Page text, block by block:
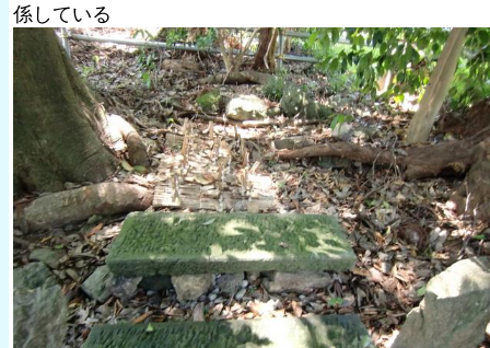
係している